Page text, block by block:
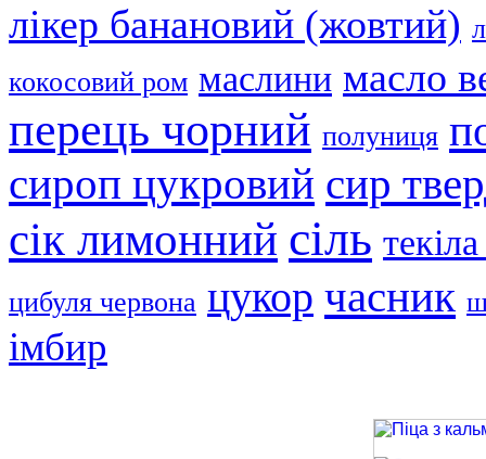
лікер банановий (жовтий)
кокосовий ром маслини масло
перець чорний полуниця
сироп цукровий сир
сік лимонний сіль
цибуля червона цукор часник
імбир